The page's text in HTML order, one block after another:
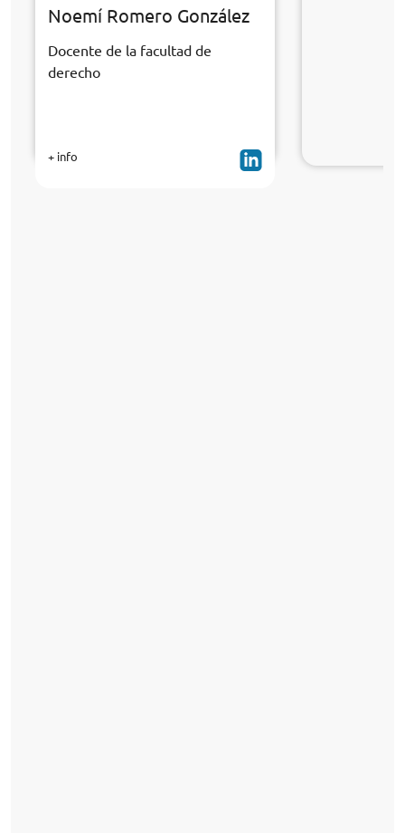
Noemí Romero González
Docente de la facultad de
derecho
+ info